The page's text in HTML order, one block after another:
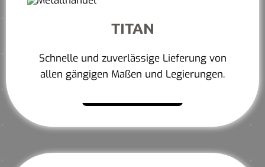
TITAN
Schnelle und zuverlässige Lieferung von
allen gängigen Maßen und Legierungen.